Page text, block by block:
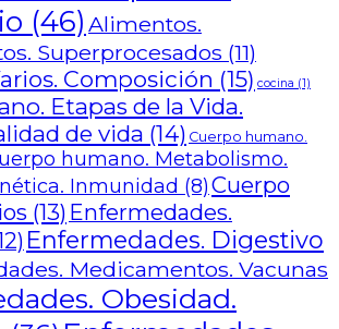
(46) Alimentos.
Superprocesados (11)
Composición (15) cocina (1)
Etapas de la Vida.
de vida (14) Cuerpo humano.
humano. Metabolismo.
Inmunidad (8)Cuerpo
(13) Enfermedades.
Enfermedades. Digestivo
Medicamentos. Vacunas
Obesidad.